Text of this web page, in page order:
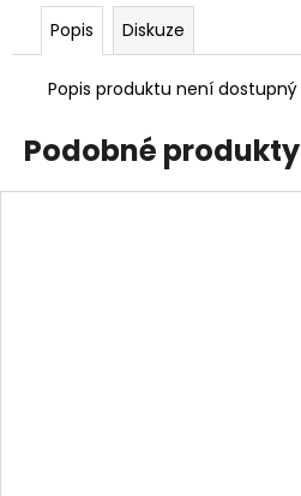
Popis Diskuze
Popis produktu není dostupný
Podobné produkty